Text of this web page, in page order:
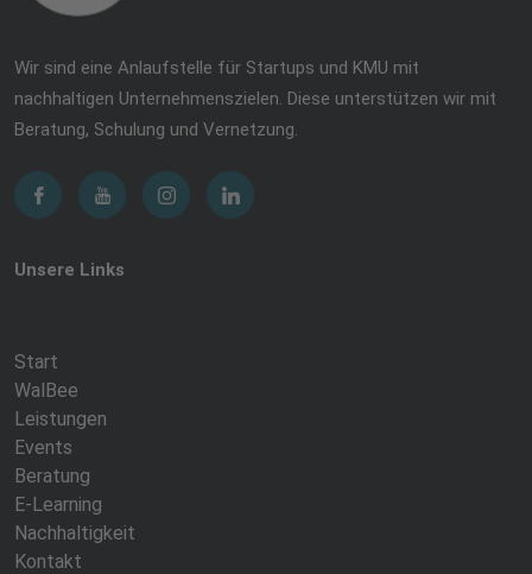
Wir sind eine Anlaufstelle für Startups und KMU mit
nachhaltigen Unternehmenszielen. Diese unterstützen wir mit
Beratung, Schulung und Vernetzung.
Unsere Links
Start
WalBee
Leistungen
Events
Beratung
E-Learning
Nachhaltigkeit
Kontakt